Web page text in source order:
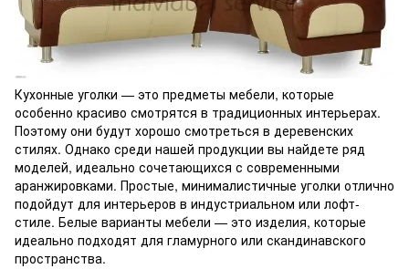
Кухонные уголки — это предметы мебели, которые
особенно красиво смотрятся в традиционных интерьерах.
Поэтому они будут хорошо смотреться в деревенских
стилях. Однако среди нашей продукции вы найдете ряд
моделей, идеально сочетающихся с современными
аранжировками. Простые, минималистичные уголки отлично
подойдут для интерьеров в индустриальном или лофт-
стиле. Белые варианты мебели — это изделия, которые
идеально подходят для гламурного или скандинавского
пространства.